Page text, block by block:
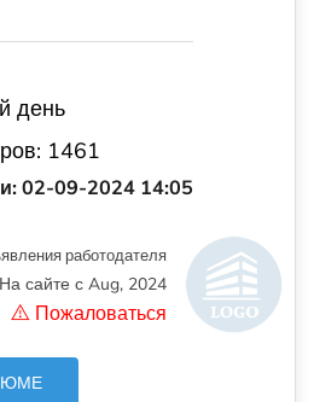
день
1461
02-09-2024 14:05
работодателя
На сайте с Aug, 2024
Пожаловаться